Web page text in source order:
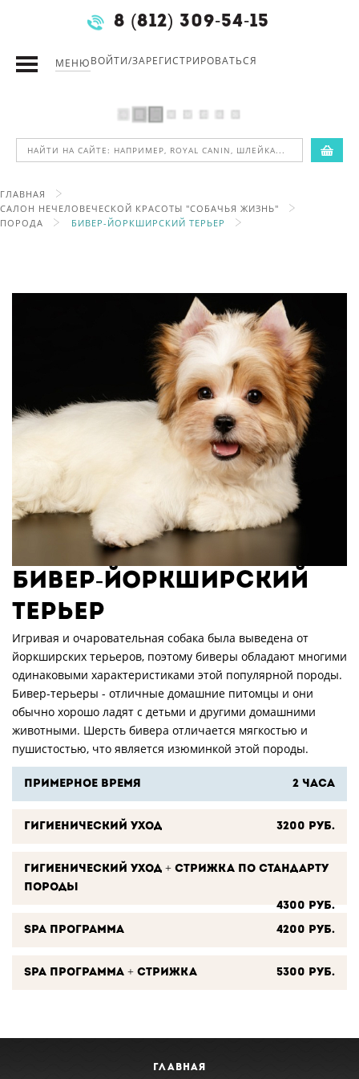
МЕНЮВОЙТИ/ЗАРЕГИСТРИРОВАТЬСЯ
8 (812) 309-54-15
ГЛАВНАЯ
САЛОН НЕЧЕЛОВЕЧЕСКОЙ КРАСОТЫ "СОБАЧЬЯ ЖИЗНЬ"
ПОРОДА
БИВЕР-ЙОРКШИРСКИЙ ТЕРЬЕР
БИВЕР-ЙОРКШИРСКИЙ
ТЕРЬЕР
Игривая и очаровательная собака была выведена от
йоркширских терьеров, поэтому биверы обладают многими
одинаковыми характеристиками этой популярной породы.
Бивер-терьеры - отличные домашние питомцы и они
обычно хорошо ладят с детьми и другими домашними
животными. Шерсть бивера отличается мягкостью и
пушистостью, что является изюминкой этой породы.
Примерное время 2 часа
Гигиенический уход 3200 руб.
Гигиенический уход + стрижка по стандарту
породы
4300 руб.
SPA программа
4200 руб.
SPA программа + стрижка 5300 руб.
ГЛАВНАЯ